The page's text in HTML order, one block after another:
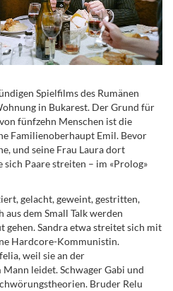
Spielfilms des Rumänen
in Bukarest. Der Grund für
fünfzehn Menschen ist die
Familienoberhaupt Emil. Bevor
und seine Frau Laura dort
Paare streiten – im «Prolog»
gelacht, geweint, gestritten,
dem Small Talk werden
gehen. Sandra etwa streitet sich mit
Hardcore-Kommunistin.
weil sie an der
leidet. Schwager Gabi und
Bruder Relu